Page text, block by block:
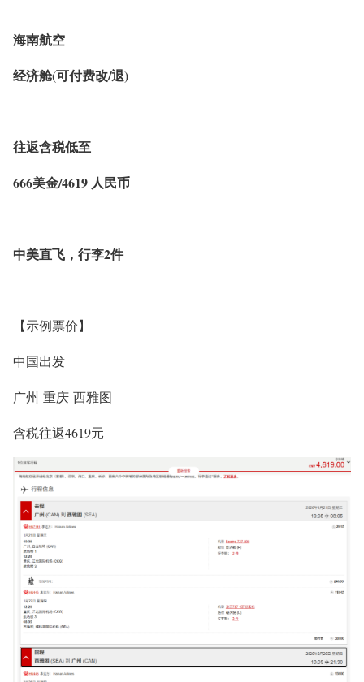
海南航空
经济舱(可付费改/退)
往返含税低至
666美金/4619 人民币
中美直飞，行李2件
【示例票价】
中国出发
广州-重庆-西雅图
含税往返4619元